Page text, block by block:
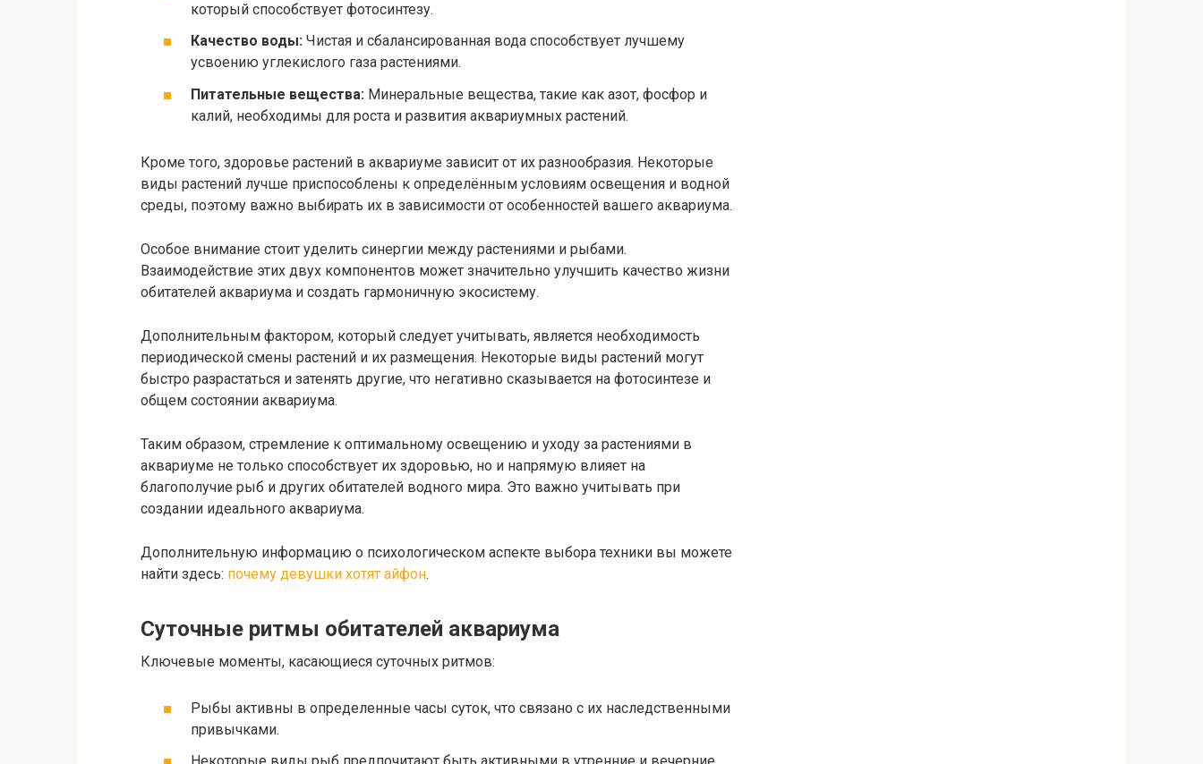
который способствует фотосинтезу.
Качество воды: Чистая и сбалансированная вода способствует лучшему
усвоению углекислого газа растениями.
Питательные вещества: Минеральные вещества, такие как азот, фосфор и
калий, необходимы для роста и развития аквариумных растений.
Кроме того, здоровье растений в аквариуме зависит от их разнообразия. Некоторые
виды растений лучше приспособлены к определённым условиям освещения и водной
среды, поэтому важно выбирать их в зависимости от особенностей вашего аквариума.
Особое внимание стоит уделить синергии между растениями и рыбами.
Взаимодействие этих двух компонентов может значительно улучшить качество жизни
обитателей аквариума и создать гармоничную экосистему.
Дополнительным фактором, который следует учитывать, является необходимость
периодической смены растений и их размещения. Некоторые виды растений могут
быстро разрастаться и затенять другие, что негативно сказывается на фотосинтезе и
общем состоянии аквариума.
Таким образом, стремление к оптимальному освещению и уходу за растениями в
аквариуме не только способствует их здоровью, но и напрямую влияет на
благополучие рыб и других обитателей водного мира. Это важно учитывать при
создании идеального аквариума.
Дополнительную информацию о психологическом аспекте выбора техники вы можете
найти здесь: почему девушки хотят айфон.
Суточные ритмы обитателей аквариума
Ключевые моменты, касающиеся суточных ритмов:
Рыбы активны в определенные часы суток, что связано с их наследственными
привычками.